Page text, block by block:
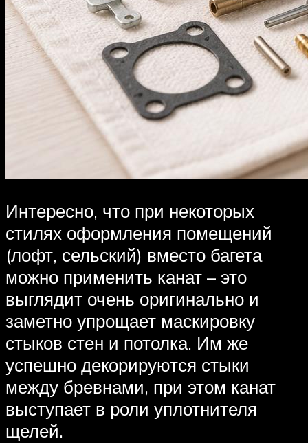
Интересно, что при некоторых
стилях оформления помещений
(лофт, сельский) вместо багета
можно применить канат – это
выглядит очень оригинально и
заметно упрощает маскировку
стыков стен и потолка. Им же
успешно декорируются стыки
между бревнами, при этом канат
выступает в роли уплотнителя
щелей.